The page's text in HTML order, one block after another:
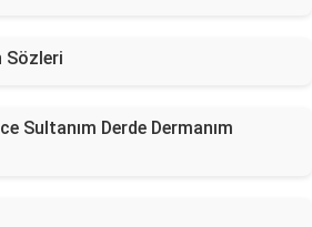
Sözleri
Sultanım Derde Dermanım